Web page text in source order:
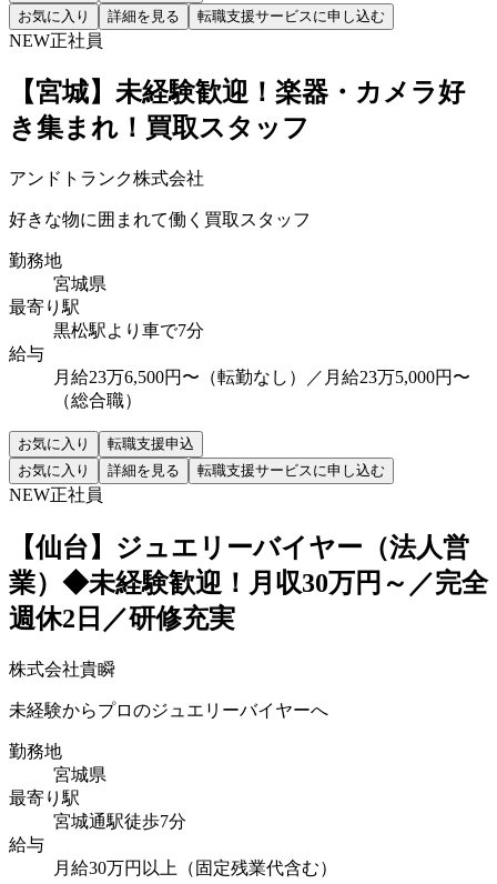
お気に入り 詳細を見る 転職支援サービスに申し込む
NEW正社員
【宮城】未経験歓迎！楽器・カメラ好
き集まれ！買取スタッフ
アンドトランク株式会社
好きな物に囲まれて働く買取スタッフ
勤務地
宮城県
最寄り駅
黒松駅より車で7分
給与
月給23万6,500円〜（転勤なし）／月給23万5,000円〜
（総合職）
お気に入り
転職支援申込
お気に入り
詳細を見る 転職支援サービスに申し込む
NEW正社員
【仙台】ジュエリーバイヤー（法人営
業）◆未経験歓迎！月収30万円～／完全
週休2日／研修充実
株式会社貴瞬
未経験からプロのジュエリーバイヤーへ
勤務地
宮城県
最寄り駅
宮城通駅徒歩7分
給与
月給30万円以上（固定残業代含む）